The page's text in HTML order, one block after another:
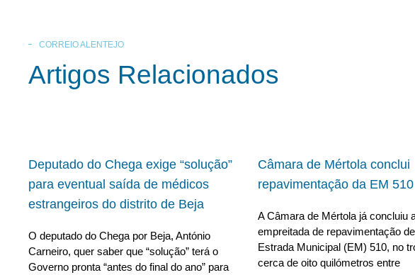
CORREIO ALENTEJO
Artigos Relacionados
Deputado do Chega exige “solução”
para eventual saída de médicos
estrangeiros do distrito de Beja
O deputado do Chega por Beja, António
Carneiro, quer saber que “solução” terá o
Governo pronta “antes do final do ano” para
Câmara de Mértola conclui
repavimentação da EM 510
A Câmara de Mértola já concluiu
empreitada de repavimentação
Estrada Municipal (EM) 510, no
cerca de oito quilómetros entre